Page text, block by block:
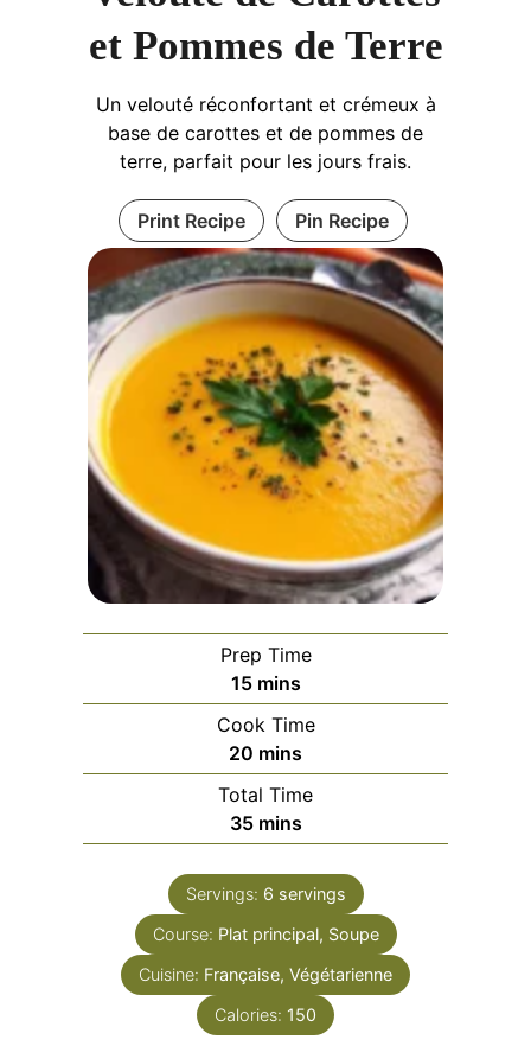
et Pommes de Terre
Un velouté réconfortant et crémeux à
base de carottes et de pommes de
terre, parfait pour les jours frais.
Print Recipe Pin Recipe
Prep Time
15minutes
mins
Cook Time
20 minutes
mins
Total Time
35minutes
mins
Servings: 6 servings
Course: Plat principal, Soupe
Cuisine: Française, Végétarienne
Calories: 150